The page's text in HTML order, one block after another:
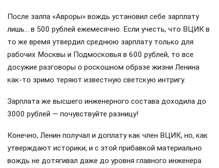
После залпа «Авроры» вождь установил себе зарплату
лишь… в 500 рублей ежемесячно. Если учесть, что ВЦИК в
то же время утвердил среднюю зарплату только для
рабочих Москвы и Подмосковья в 600 рублей, то все
досужие разговоры о роскошном образе жизни Ленина
как-то зримо теряют известную светскую интригу.
Зарплата же высшего инженерного состава доходила до
3000 рублей — почувствуйте разницу!
Конечно, Ленин получал и доплату как член ВЦИК, но, как
утверждают историки, и с этой прибавкой материально
вождь не дотягивал даже до уровня главного инженера